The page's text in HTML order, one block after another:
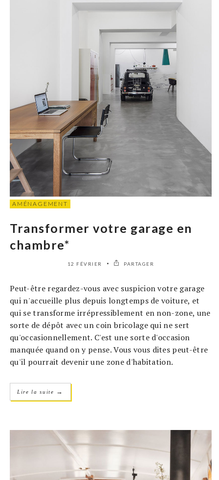
AMÉNAGEMENT
Transformer votre garage en
chambre*
12 FÉVRIER PARTAGER
Peut-être regardez-vous avec suspicion votre garage
qui n'accueille plus depuis longtemps de voiture, et
qui se transforme irrépressiblement en non-zone, une
sorte de dépôt avec un coin bricolage qui ne sert
qu'occasionnellement. C'est une sorte d'occasion
manquée quand on y pense. Vous vous dites peut-être
qu'il pourrait devenir une zone d'habitation.
Lire la suite →